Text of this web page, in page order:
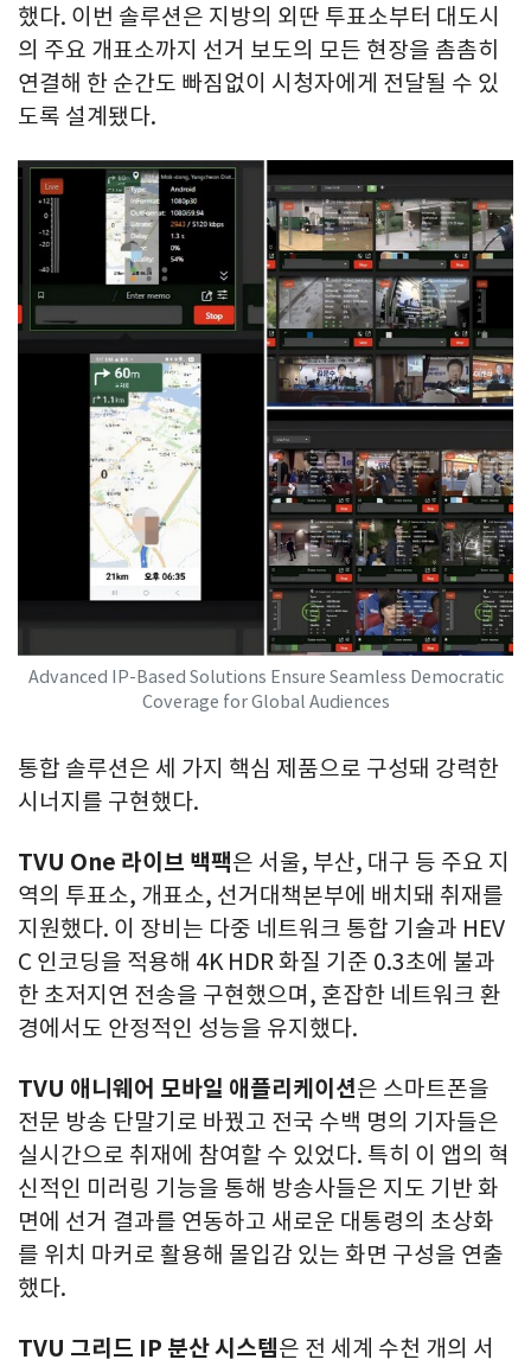
했다. 이번 솔루션은 지방의 외딴 투표소부터 대도시
의 주요 개표소까지 선거 보도의 모든 현장을 촘촘히
연결해 한 순간도 빠짐없이 시청자에게 전달될 수 있
도록 설계됐다.
Advanced IP-Based Solutions Ensure Seamless Democratic
Coverage for Global Audiences
통합 솔루션은 세 가지 핵심 제품으로 구성돼 강력한
시너지를 구현했다.
TVU One 라이브 백팩은 서울, 부산, 대구 등 주요 지
역의 투표소, 개표소, 선거대책본부에 배치돼 취재를
지원했다. 이 장비는 다중 네트워크 통합 기술과 HEV
C 인코딩을 적용해 4K HDR 화질 기준 0.3초에 불과
한 초저지연 전송을 구현했으며, 혼잡한 네트워크 환
경에서도 안정적인 성능을 유지했다.
TVU 애니웨어 모바일 애플리케이션은 스마트폰을
전문 방송 단말기로 바꿨고 전국 수백 명의 기자들은
실시간으로 취재에 참여할 수 있었다. 특히 이 앱의 혁
신적인 미러링 기능을 통해 방송사들은 지도 기반 화
면에 선거 결과를 연동하고 새로운 대통령의 초상화
를 위치 마커로 활용해 몰입감 있는 화면 구성을 연출
했다.
TVU 그리드 IP 분산 시스템은 전 세계 수천 개의 서